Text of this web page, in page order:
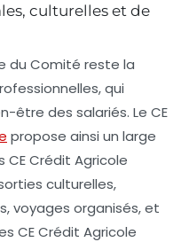
culturelles et de
du Comité reste la
qui
être des salariés. Le CE
propose ainsi un large
Crédit Agricole
culturelles,
voyages organisés, et
CE Crédit Agricole